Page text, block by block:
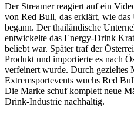
Der Streamer reagiert auf ein
von Red Bull, das erklärt, wie
begann. Der thailändische
entwickelte das Energy-Drink
beliebt war. Später traf der
Produkt und importierte es nach
verfeinert wurde. Durch gezieltes
Extremsportevents wuchs Red
Die Marke schuf komplett neue
Drink-Industrie nachhaltig.